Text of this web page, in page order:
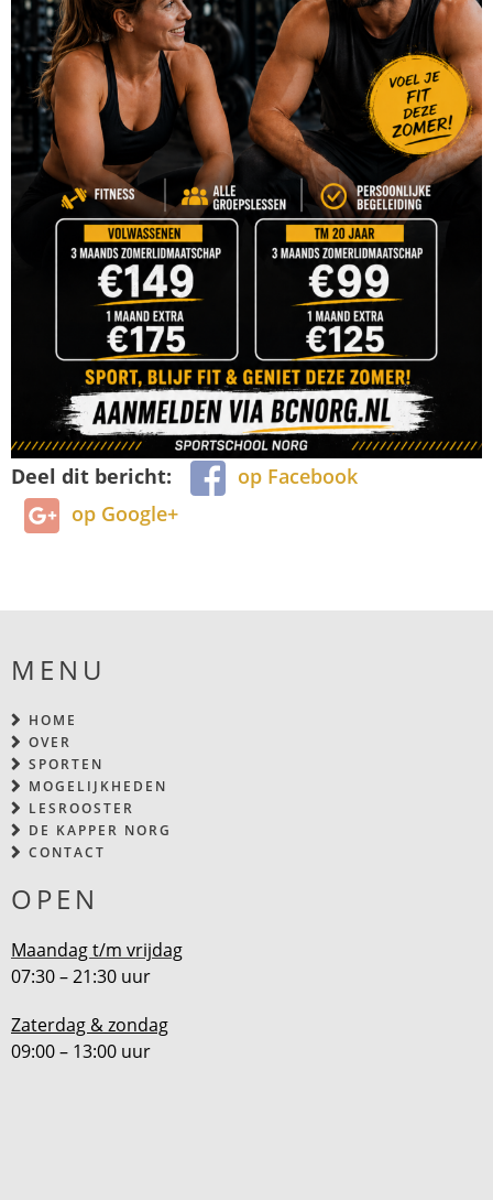
Deel dit bericht:
op Facebook
op Google+
MENU
HOME
OVER
SPORTEN
MOGELIJKHEDEN
LESROOSTER
DE KAPPER NORG
CONTACT
OPEN
Maandag t/m vrijdag
07:30 – 21:30 uur
Zaterdag & zondag
09:00 – 13:00 uur